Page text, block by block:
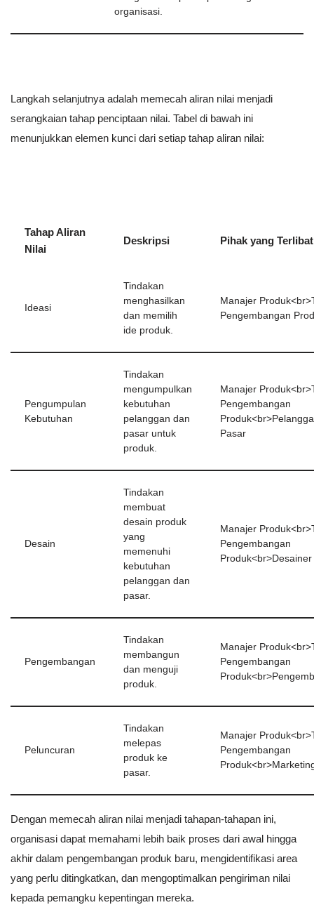
organisasi.
Langkah selanjutnya adalah memecah aliran nilai menjadi
serangkaian tahap penciptaan nilai. Tabel di bawah ini
menunjukkan elemen kunci dari setiap tahap aliran nilai:
Tahap Aliran
Nilai
Deskripsi Pihak yang Terlibat
Ideasi
Tindakan
menghasilkan
dan memilih
ide produk.
Manajer
Pengembangan
Pengumpulan
Kebutuhan
Tindakan
mengumpulkan
kebutuhan
pelanggan dan
pasar untuk
produk.
Manajer
Pengembangan
Pasar
Desain
Tindakan
membuat
desain produk
yang
memenuhi
kebutuhan
pelanggan dan
pasar.
Manajer
Pengembangan
Produk<br>Desainer
Pengembangan
Tindakan
membangun
dan menguji
produk.
Manajer
Pengembangan
Peluncuran
Tindakan
melepas
produk ke
pasar.
Manajer
Pengembangan
Dengan memecah aliran nilai menjadi tahapan-tahapan ini,
organisasi dapat memahami lebih baik proses dari awal hingga
akhir dalam pengembangan produk baru, mengidentifikasi area
yang perlu ditingkatkan, dan mengoptimalkan pengiriman nilai
kepada pemangku kepentingan mereka.